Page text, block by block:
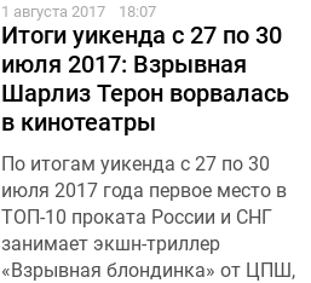
1 августа 2017 18:07
Итоги уикенда с 27 по 30
июля 2017: Взрывная
Шарлиз Терон ворвалась
в кинотеатры
По итогам уикенда с 27 по 30
июля 2017 года первое место в
ТОП-10 проката России и СНГ
занимает экшн-триллер
«Взрывная блондинка» от ЦПШ,